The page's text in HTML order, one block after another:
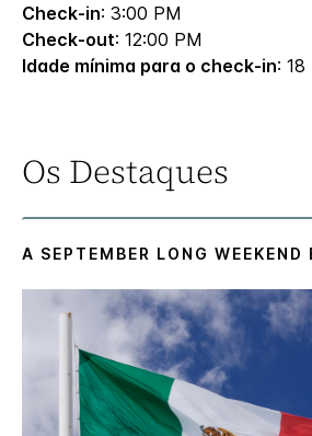
Check-in: 3:00 PM
Check-out: 12:00 PM
Idade mínima para o check-in: 18
Os Destaques